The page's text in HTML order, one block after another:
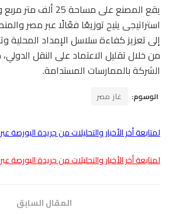
يقع المصنع على مساحة 25
استراتيجى يتيح توزيعًا فعّالًا عبر مصر
إلى تعزيز كفاءة سلاسل الإمداد المحلية
من خلال تقليل الاعتماد على النقل
الشركة بالممارسات المستدامة.
الوسوم: غاز مصر
لمتابعة أخر الأخبار والتحليلات من جريدة
لمتابعة أخر الأخبار والتحليلات من جريدة البورصة
المقال السابق